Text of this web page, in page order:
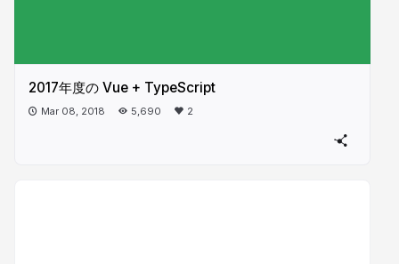
2017年度の Vue + TypeScript
Mar 08, 2018 5,690 2